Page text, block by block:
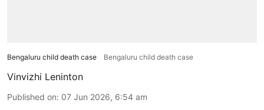
Bengaluru child death case Bengaluru child death case
Vinvizhi Leninton
Published on: 07 Jun 2026, 6:54 am